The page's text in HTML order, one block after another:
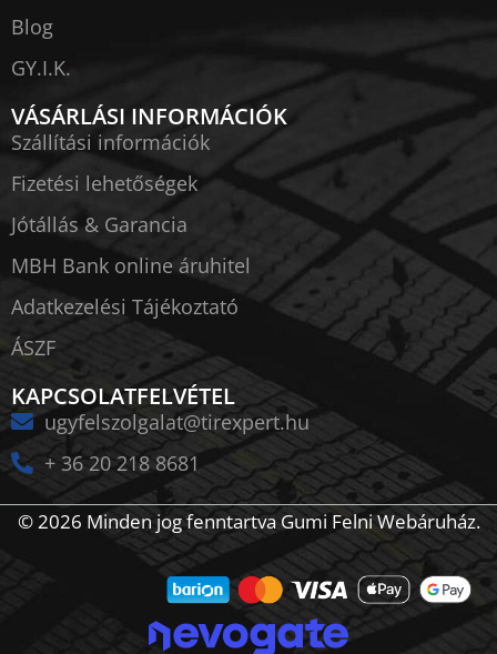
Blog
GY.I.K.
VÁSÁRLÁSI INFORMÁCIÓK
Szállítási információk
Fizetési lehetőségek
Jótállás & Garancia
MBH Bank online áruhitel
Adatkezelési Tájékoztató
ÁSZF
KAPCSOLATFELVÉTEL
ugyfelszolgalat@tirexpert.hu
+ 36 20 218 8681
© 2026 Minden jog fenntartva Gumi Felni Webáruház.